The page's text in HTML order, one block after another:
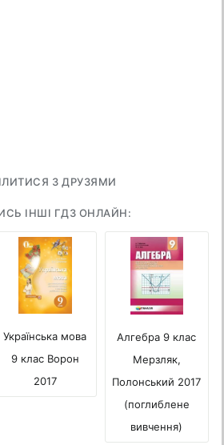
З ДРУЗЯМИ
ІНШІ ГДЗ ОНЛАЙН:
Українська мова
9 клас Ворон
2017
Алгебра 9 клас
Мерзляк,
Полонський 2017
(поглиблене
вивчення)